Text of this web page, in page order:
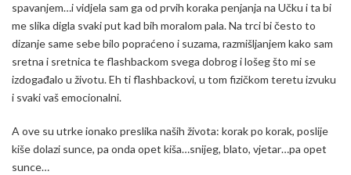
spavanjem…i vidjela sam ga od prvih koraka penjanja na Učku i ta bi
me slika digla svaki put kad bih moralom pala. Na trci bi često to
dizanje same sebe bilo popraćeno i suzama, razmišljanjem kako sam
sretna i sretnica te flashbackom svega dobrog i lošeg što mi se
izdogađalo u životu. Eh ti flashbackovi, u tom fizičkom teretu izvuku
i svaki vaš emocionalni.
A ove su utrke ionako preslika naših života: korak po korak, poslije
kiše dolazi sunce, pa onda opet kiša…snijeg, blato, vjetar…pa opet
sunce…